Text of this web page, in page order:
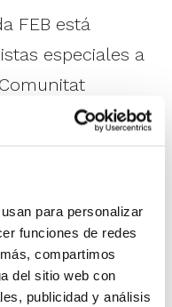
para personalizar
funciones de redes
compartimos
del sitio web con
publicidad y análisis
FEB está
especiales a
la competición
UPB Gandia
después de
que se